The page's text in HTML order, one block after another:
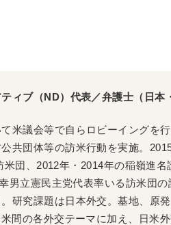
ィブ（ND）代表／弁護士（日本
米議会等で自らロビーイングを行
共団体等の訪米行動を実施。
団、2012年・2014年の稲嶺進名
男立憲民主党代表率いる訪米団の
研究課題は日本外交。基地、原発
間の各外交テーマに加え、日米